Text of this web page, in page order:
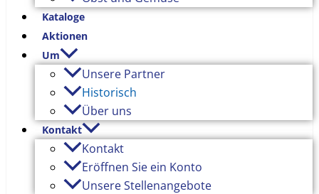
Kataloge
Aktionen
Um
Unsere Partner
Historisch
Über uns
Kontakt
Kontakt
Eröffnen Sie ein Konto
Unsere Stellenangebote